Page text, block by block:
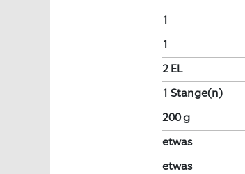
1
1
2 EL
1 Stange(n)
200 g
etwas
etwas